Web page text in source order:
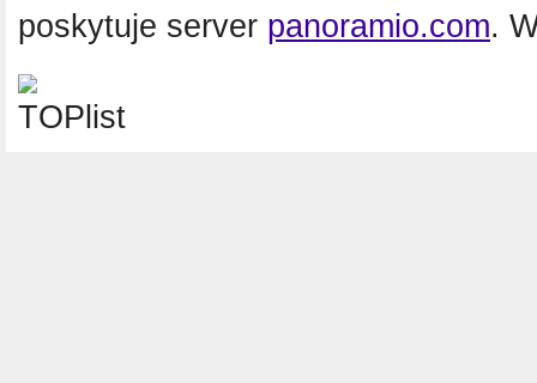
poskytuje server panoramio.com.